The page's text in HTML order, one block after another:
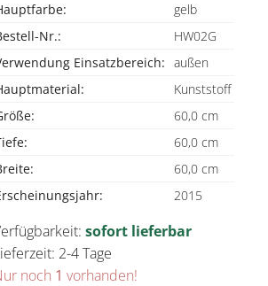
gelb
Nr.:
HW02G
Einsatzbereich: außen
Kunststoff
60,0 cm
60,0 cm
60,0 cm
2015
sofort lieferbar
2-4 Tage
noch 1 vorhanden!